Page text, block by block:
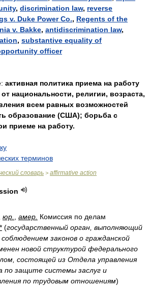
, discrimination law, reverse
v. Duke Power Co., Regents of the
v. Bakke, antidiscrimination law,
, substantive equality of
officer
активная политика приема на работу
национальности, религии, возраста,
всем равных возможностей
образование (США); борьба с
приеме на работу.
терминов
словарь > affirmative action
юр. амер. Комиссия по делам
* (государственный орган, выполняющий
законов о гражданской
новой структурой федерального
состоящей из Отдела управления
по защите системы заслуг и
по трудовым отношениям)